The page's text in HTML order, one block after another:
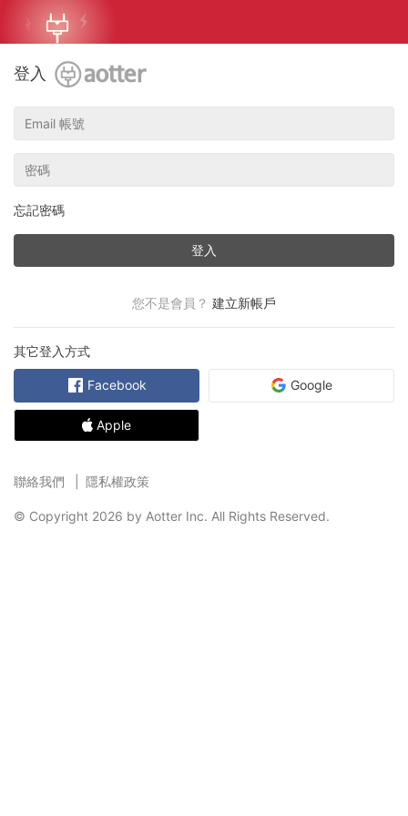
登入
忘記密碼
登入
您不是會員？ 建立新帳戶
其它登入方式
Facebook Google
Apple
聯絡我們 隱私權政策
© Copyright 2026 by Aotter Inc. All Rights Reserved.